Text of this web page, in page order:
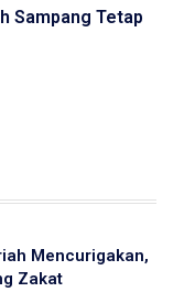
Sampang Tetap
Mencurigakan,
Zakat